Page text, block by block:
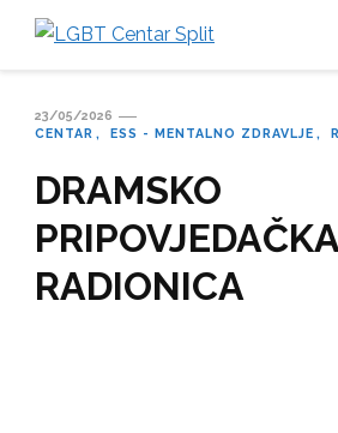
23/05/2026
CENTAR
ESS - MENTALNO ZDRAVLJE
DRAMSKO
PRIPOVJEDAČKA
RADIONICA